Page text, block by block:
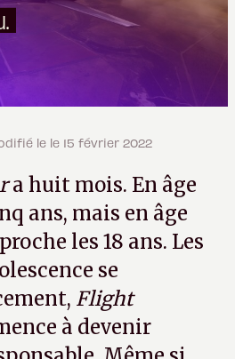
le le 15 février 2022
a huit mois. En âge
ans, mais en âge
les 18 ans. Les
se
Flight
à devenir